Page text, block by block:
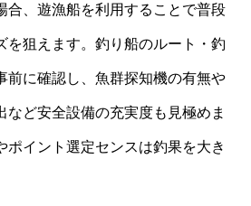
合、遊漁船を利用することで普段
を狙えます。釣り船のルート・釣
前に確認し、魚群探知機の有無や
など安全設備の充実度も見極めま
ポイント選定センスは釣果を大き